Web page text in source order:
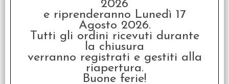
2026
e riprenderanno Lunedì 17
Agosto 2026.
Tutti gli ordini ricevuti durante
la chiusura
verranno registrati e gestiti alla
riapertura.
Buone ferie!